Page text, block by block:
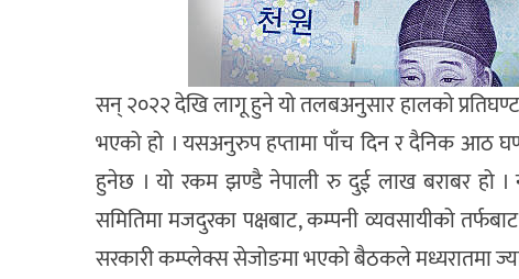
सन् २०२२ देखि लागू हुने यो तलबअनुसार हालको
भएको हो । यसअनुरुप हप्तामा पाँच दिन र दैनिक आठ
हुनेछ । यो रकम झण्डै नेपाली रु दुई लाख बराबर हो ।
समितिमा मजदुरका पक्षबाट, कम्पनी व्यवसायीको
सरकारी कम्प्लेक्स सेजोङमा भएको बैठकले मध्यरातमा